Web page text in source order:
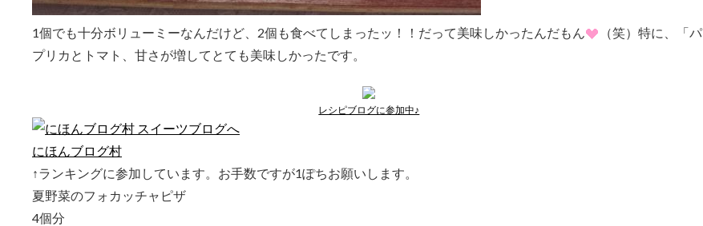
1個でも十分ボリューミーなんだけど、2個も食べてしまったッ！！だって美味しかったんだもん
（笑）特に、「パ
プリカとトマト、甘さが増してとても美味しかったです。
レシピブログに参加中♪
にほんブログ村
↑ランキングに参加しています。お手数ですが1ぽちお願いします。
夏野菜のフォカッチャピザ
4個分